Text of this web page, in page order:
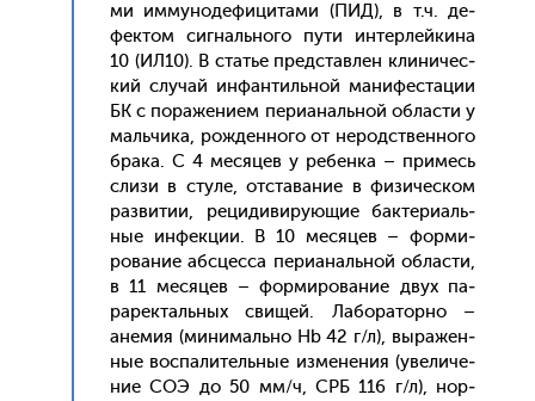
ми им­му­ноде­фици­тами (ПИД), в т.ч. де­
фек­том сиг­наль­но­го пу­ти ин­терлей­ки­на
10 (ИЛ10). В статье пред­став­лен кли­ничес­
кий слу­чай ин­фантиль­ной ма­нифес­та­ции
БК с по­раже­ни­ем пе­ри­аналь­ной об­ласти у
маль­чи­ка, рож­денно­го от не­родс­твен­но­го
бра­ка. С 4 ме­сяцев у ре­бен­ка – при­месь
сли­зи в сту­ле, от­ста­вание в фи­зичес­ком
раз­ви­тии, ре­циди­виру­ющие бак­те­ри­аль­
ные ин­фекции. В 10 ме­сяцев – фор­ми­
рова­ние аб­сцес­са пе­ри­аналь­ной об­ласти,
в 11 ме­сяцев – фор­ми­рова­ние двух па­
рарек­таль­ных сви­щей. Ла­бора­тор­но –
ане­мия (ми­нималь­но Hb 42 г/л), вы­ражен­
ные вос­па­литель­ные из­ме­нения (уве­личе­
ние СОЭ до 50 мм/ч, СРБ 116 г/л), нор­